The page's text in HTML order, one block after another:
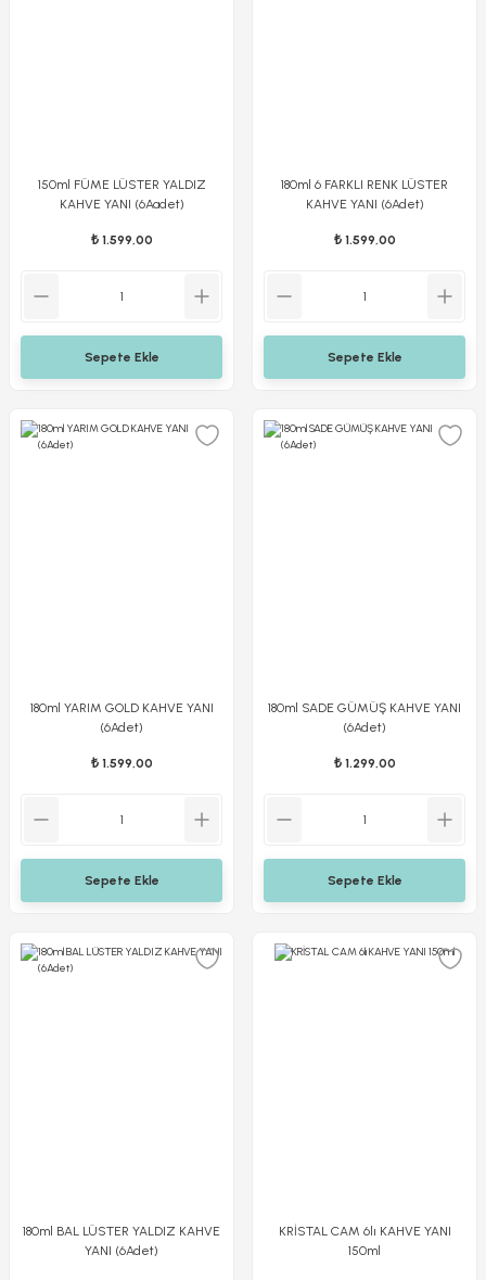
150ml FÜME LÜSTER YALDIZ
KAHVE YANI (6Aadet)
₺ 1.599,00
Sepete Ekle
180ml 6 FARKLI RENK LÜSTER
KAHVE YANI (6Adet)
₺ 1.599,00
Sepete Ekle
180ml YARIM GOLD KAHVE YANI
(6Adet)
₺ 1.599,00
Sepete Ekle
180ml SADE GÜMÜŞ KAHVE YANI
(6Adet)
₺ 1.299,00
Sepete Ekle
180ml BAL LÜSTER YALDIZ KAHVE
YANI (6Adet)
KRİSTAL CAM 6lı KAHVE YANI
150ml